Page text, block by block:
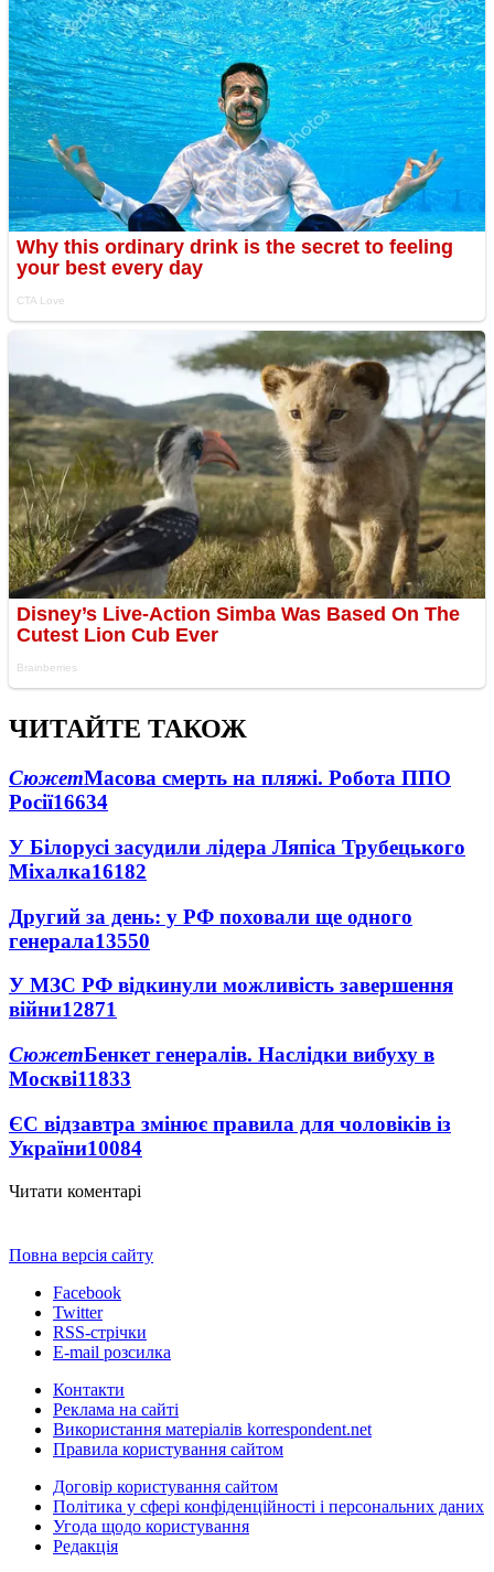
ЧИТАЙТЕ ТАКОЖ
СюжетМасова смерть на пляжі. Робота ППО
Росії16634
У Білорусі засудили лідера Ляпіса Трубецького
Міхалка16182
Другий за день: у РФ поховали ще одного
генерала13550
У МЗС РФ відкинули можливість завершення
війни12871
СюжетБенкет генералів. Наслідки вибуху в
Москві11833
ЄС відзавтра змінює правила для чоловіків із
України10084
Читати коментарі
Повна версія сайту
Facebook
Twitter
RSS-стрічки
E-mail розсилка
Контакти
Реклама на сайті
Використання матеріалів korrespondent.net
Правила користування сайтом
Договір користування сайтом
Політика у сфері конфіденційності і персональних даних
Угода щодо користування
Редакція